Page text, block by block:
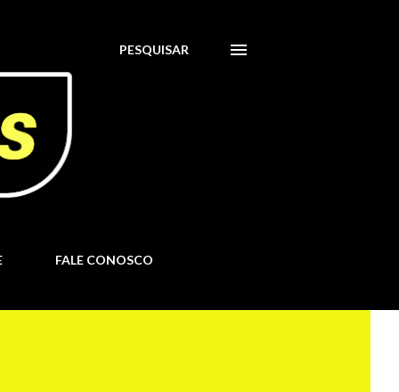
PESQUISAR
FALE CONOSCO